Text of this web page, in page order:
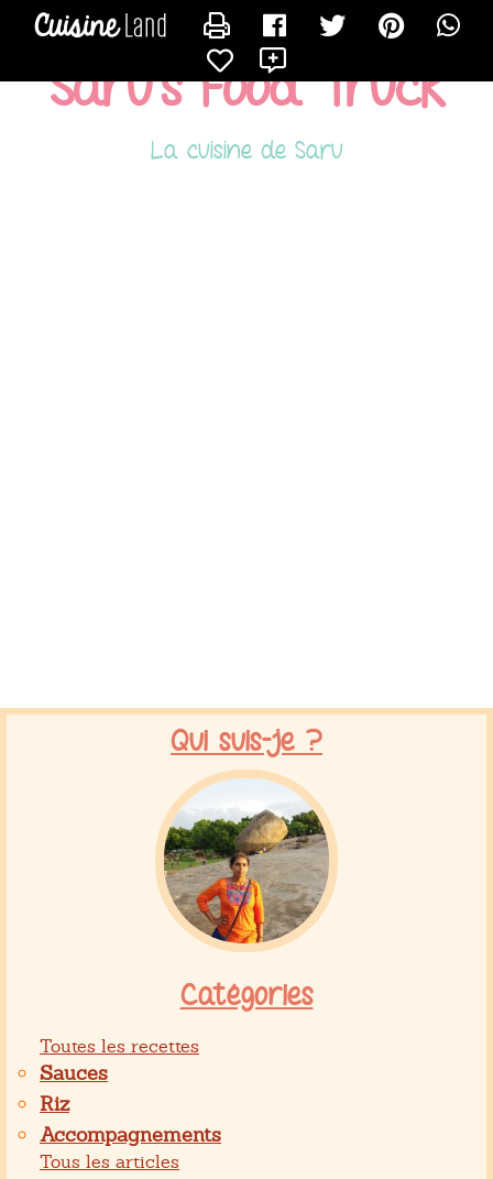
Saru's Food Truck
La cuisine de Saru
Qui suis-je ?
Catégories
Toutes les recettes
Sauces
Riz
Accompagnements
Tous les articles
CONTACTER SARU_SAMAYAL